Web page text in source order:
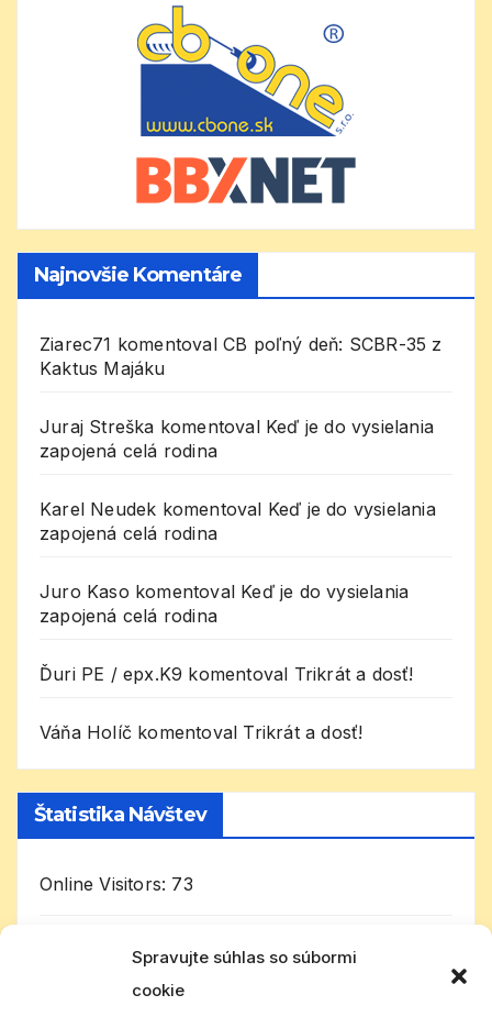
Spravujte súhlas so súbormi
cookie
Najnovšie Komentáre
Ziarec71 komentovalCB poľný deň: SCBR-35 z
Kaktus Majáku
Juraj Streška komentoval Keď je do vysielania
zapojená celá rodina
Karel Neudek komentoval Keď je do vysielania
zapojená celá rodina
Juro Kaso komentoval Keď je do vysielania
zapojená celá rodina
Ďuri PE / epx.K9 komentoval Trikrát a dosť!
Váňa Holíč komentoval Trikrát a dosť!
Štatistika Návštev
Online Visitors: 73
Today's Visitors:8 522